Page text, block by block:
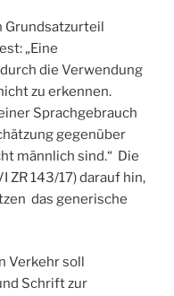
Grundsatzurteil
„Eine
die Verwendung
zu erkennen.
Sprachgebrauch
gegenüber
männlich sind.“ Die
ZR 143/17) darauf hin,
das generische
soll
Schrift zur